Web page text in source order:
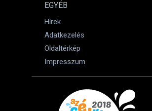
EGYÉB
Hírek
Adatkezelés
Oldaltérkép
Impresszum